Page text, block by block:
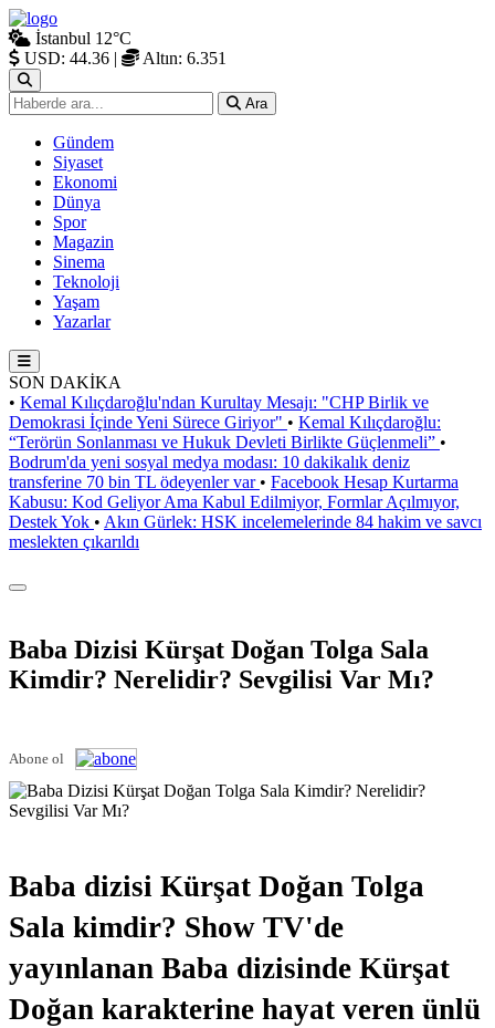
İstanbul 12°C
USD: 44.36 | Altın: 6.351
Ara
Gündem
Siyaset
Ekonomi
Dünya
Spor
Magazin
Sinema
Teknoloji
Yaşam
Yazarlar
SON DAKİKA
• Kemal Kılıçdaroğlu'ndan Kurultay Mesajı: "CHP Birlik ve
Demokrasi İçinde Yeni Sürece Giriyor" • Kemal Kılıçdaroğlu:
“Terörün Sonlanması ve Hukuk Devleti Birlikte Güçlenmeli” •
Bodrum'da yeni sosyal medya modası: 10 dakikalık deniz
transferine 70 bin TL ödeyenler var • Facebook Hesap Kurtarma
Kabusu: Kod Geliyor Ama Kabul Edilmiyor, Formlar Açılmıyor,
Destek Yok • Akın Gürlek: HSK incelemelerinde 84 hakim ve savcı
meslekten çıkarıldı
Baba Dizisi Kürşat Doğan Tolga Sala
Kimdir? Nerelidir? Sevgilisi Var Mı?
Abone ol
Baba dizisi Kürşat Doğan Tolga
Sala kimdir? Show TV'de
yayınlanan Baba dizisinde Kürşat
Doğan karakterine hayat veren ünlü